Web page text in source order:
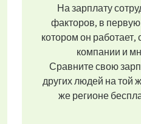
На зарплату
факторов, в
котором он
компании и
Сравните свою
других людей на той
же регионе